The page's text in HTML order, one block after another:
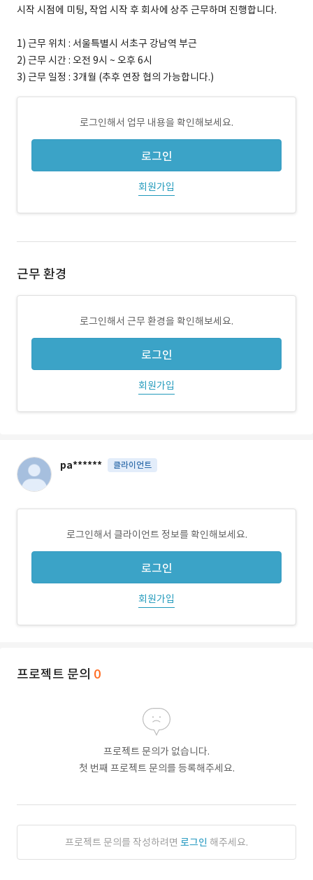
시작 시점에 미팅, 작업 시작 후 회사에 상주 근무하며 진행합니다.
1) 근무 위치 : 서울특별시 서초구 강남역 부근
2) 근무 시간 : 오전 9시 ~ 오후 6시
3) 근무 일정 : 3개월 (추후 연장 협의 가능합니다.)
로그인해서 업무 내용을 확인해보세요.
로그인
회원가입
근무 환경
로그인해서 근무 환경을 확인해보세요.
로그인
회원가입
pa****** 클라이언트
로그인해서 클라이언트 정보를 확인해보세요.
로그인
회원가입
프로젝트 문의 0
프로젝트 문의가 없습니다.
첫 번째 프로젝트 문의를 등록해주세요.
프로젝트 문의를 작성하려면 로그인 해주세요.